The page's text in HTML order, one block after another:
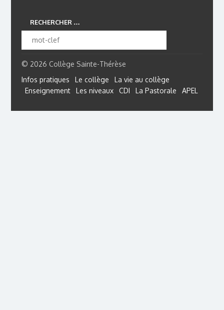
RECHERCHER …
© 2026 Collège Sainte-Thérèse
Infos pratiques
Le collège
La vie au collège
Enseignement
Les niveaux CDI La Pastorale APEL